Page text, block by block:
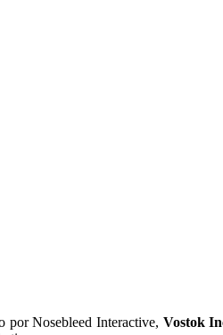
por Nosebleed Interactive, Vostok